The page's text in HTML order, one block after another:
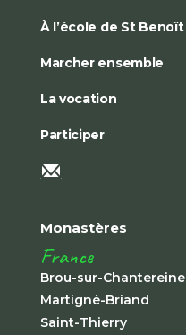
À l’école de St Benoît
Marcher ensemble
La vocation
Participer
Monastères
France
Brou-sur-Chantereine
Martigné-Briand
Saint-Thierry